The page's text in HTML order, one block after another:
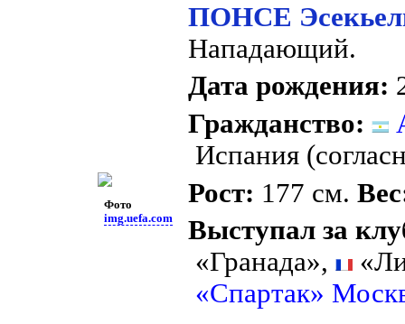
Фото
img.uefa.com
ПОНСЕ
Нападающий.
Дата рождения:
Гражданство:
Испания
Рост: 177 см.
Выступал за
«Гранада»,
«Спартак»